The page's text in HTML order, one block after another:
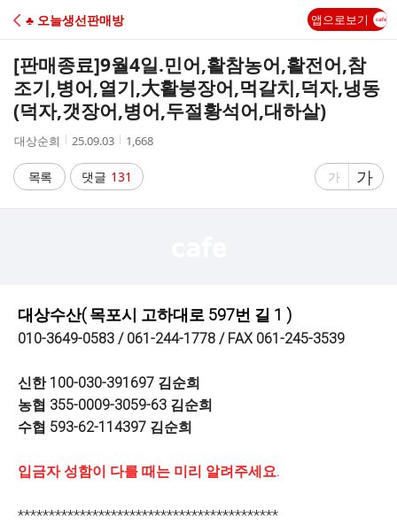
C
A
♣ 오늘생선판매방 앱으로보기
[판매종료]9월4일.민어,활참농어,활전어,참
조기,병어,열기,大활붕장어,먹갈치,덕자,냉동
(덕자,갯장어,병어,두절황석어,대하살)
작
자
대상순희
작
시
간
25.09.03
조
수
1,668
목록 댓글 131
글
가
글
자
가
대상수산( 목포시 고하대로 597번 길 1 )
010-3649-0583 / 061-244-1778 / FAX 061-245-3539
신한 100-030-391697 김순희
농협 355-0009-3059-63 김순희
수협 593-62-114397 김순희
입금자 성함이 다를 때는 미리 알려주세요.
******************************************